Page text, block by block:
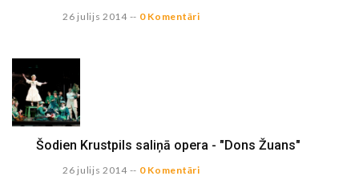
26 julijs 2014-- 0 Komentāri
Šodien Krustpils saliņā opera - "Dons Žuans"
26 julijs 2014-- 0 Komentāri